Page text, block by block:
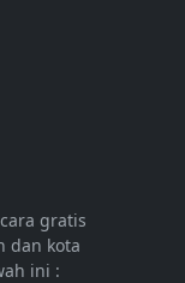
gratis
dan kota
ini :